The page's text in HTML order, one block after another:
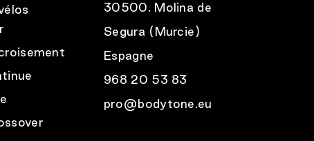
30500. Molina de
Segura (Murcie)
Espagne
968 20 53 83
pro@bodytone.eu